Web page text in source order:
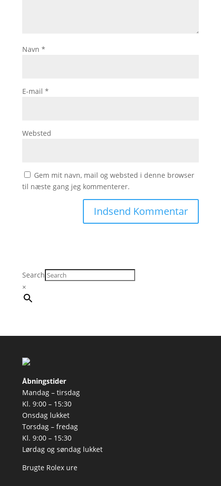
Navn *
E-mail *
Websted
Gem mit navn, mail og websted i denne browser
til næste gang jeg kommenterer.
Search
×
Åbningstider
Mandag – tirsdag
Kl. 9:00 – 15:30
Onsdag lukket
Torsdag – fredag
Kl. 9:00 – 15:30
Lørdag og søndag lukket
Brugte Rolex ure